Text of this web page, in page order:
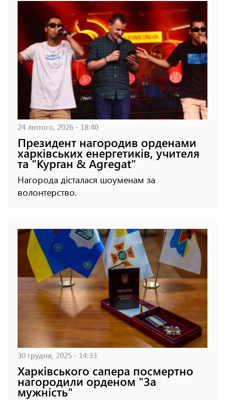
24 лютого, 2026 - 18:40
Президент нагородив орденами
харківських енергетиків, учителя
та "Курган & Agregat"
Нагорода дісталася шоуменам за
волонтерство.
30 грудня, 2025 - 14:33
Харківського сапера посмертно
нагородили орденом "За
мужність"